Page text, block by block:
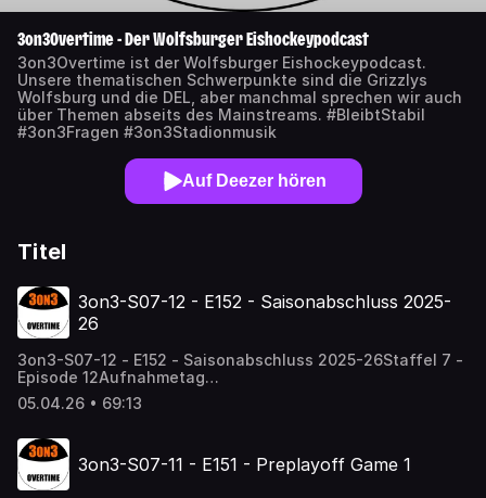
3on3Overtime - Der Wolfsburger Eishockeypodcast
3on3Overtime ist der Wolfsburger Eishockeypodcast.
Unsere thematischen Schwerpunkte sind die Grizzlys
Wolfsburg und die DEL, aber manchmal sprechen wir auch
über Themen abseits des Mainstreams. #BleibtStabil
#3on3Fragen #3on3Stadionmusik
Auf Deezer hören
Titel
3on3-S07-12 - E152 - Saisonabschluss 2025-
26
3on3-S07-12 - E152 - Saisonabschluss 2025-26Staffel 7 -
Episode 12Aufnahmetag
29.03.2026https://www.3on3overtime.de/episode/3on3-
s07-12-e152-saisonabschluss-2025-26Die Saison der
besprechenSven Grosche und Marcel Paschold blicken
direkt nach dem Saisonabschluss auf das Playoff-Aus,
emotionale Abschiede und die Stimmung rund um Team
05.04.26 • 69:13
3on3-S07-11 - E151 - Preplayoff Game 1